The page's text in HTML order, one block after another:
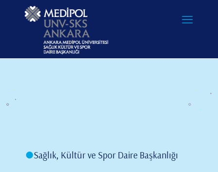
●Sağlık, Kültür ve Spor Daire Başkanlığı